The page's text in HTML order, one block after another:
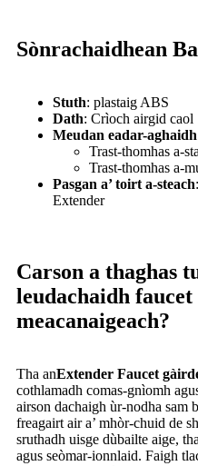
Sònrachaidhean
Stuth: plastaig ABS
Dath: Crìoch airgid caol
Meudan eadar-aghaidh
Trast-thomhas a-
Trast-thomhas a-
Pasgan a’ toirt a-steach
Extender
Carson a thaghas
leudachaidh
meacanaigeach?
Tha anExtender Faucet
cothlamadh comas-gnìomh
airson dachaigh ùr-nodha sam
freagairt air a’ mhòr-chuid de
sruthadh uisge dùbailte aige,
agus seòmar-ionnlaid. Faigh